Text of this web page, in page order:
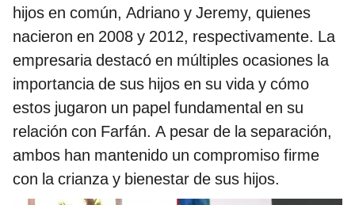
hijos en común, Adriano y Jeremy, quienes
nacieron en 2008 y 2012, respectivamente. La
empresaria destacó en múltiples ocasiones la
importancia de sus hijos en su vida y cómo
estos jugaron un papel fundamental en su
relación con Farfán. A pesar de la separación,
ambos han mantenido un compromiso firme
con la crianza y bienestar de sus hijos.